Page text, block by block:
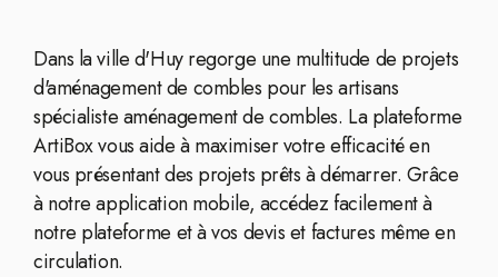
Dans la ville d'Huy regorge une multitude de projets
d'aménagement de combles pour les artisans
spécialiste aménagement de combles. La plateforme
ArtiBox vous aide à maximiser votre efficacité en
vous présentant des projets prêts à démarrer. Grâce
à notre application mobile, accédez facilement à
notre plateforme et à vos devis et factures même en
circulation.